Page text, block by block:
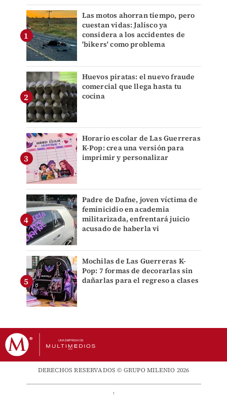
Las motos ahorran tiempo, pero
cuestan vidas: Jalisco ya
considera a los accidentes de
'bikers' como problema
Huevos piratas: el nuevo fraude
comercial que llega hasta tu
cocina
Horario escolar de Las Guerreras
K-Pop: crea una versión para
imprimir y personalizar
Padre de Dafne, joven víctima de
feminicidio en academia
militarizada, enfrentará juicio
acusado de haberla vi
Mochilas de Las Guerreras K-
Pop: 7 formas de decorarlas sin
dañarlas para el regreso a clases
DERECHOS RESERVADOS © GRUPO MILENIO 2026